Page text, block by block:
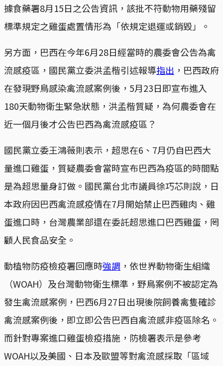
據食藥署8月15日之公告資訊，該批不符動物用藥殘留
標準規定之雞蛋處置情形為「依規定退運或銷毀」。
另方面，巴西在今年6月28日經當時的農委會公告為禽
流感疫區，國民黨立委洪孟楷引述報導指出 ，巴西政府
在發現野鳥感染禽流感案例後，5月23日即宣布進入
180天動物衛生緊急狀態，洪孟楷質疑，為何農委會在
近一個月後才公告巴西為禽流感疫區？
國民黨立委王鴻薇則表示，超思在6、7月仍自巴西大
量進口雞蛋，質疑農委會當時宣布巴西為疫區的時間點
是為超思量身訂做。國民黨台北市議員徐巧芯則說，日
本政府因巴西禽流感疫情在7月開始禁止巴西雞肉、雞
蛋進口時，台灣農業部還在委託超思進口巴西雞蛋，罔
顧人民食品安全。
動植物防疫檢疫署回應時強調 ，依世界動物衛生組織
（WOAH）及台灣動物衛生標準，野鳥案例不被認定為
發生禽流感案例，巴西6月27日出現後院飼養禽隻確診
禽流感案例後，即立即公告巴西自禽流感非疫區除名。
而針對專案進口雞蛋檢疫措施，防檢署表示是參考
WOAH以及美國、日本及歐盟等對禽流感採取「區域